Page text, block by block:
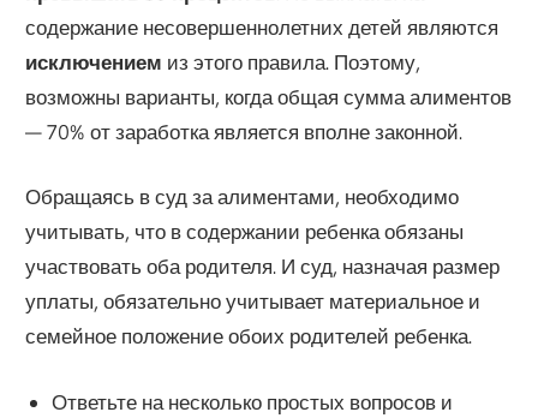
содержание несовершеннолетних детей являются
исключением из этого правила. Поэтому,
возможны варианты, когда общая сумма алиментов
— 70% от заработка является вполне законной.
Обращаясь в суд за алиментами, необходимо
учитывать, что в содержании ребенка обязаны
участвовать оба родителя. И суд, назначая размер
уплаты, обязательно учитывает материальное и
семейное положение обоих родителей ребенка.
Ответьте на несколько простых вопросов и